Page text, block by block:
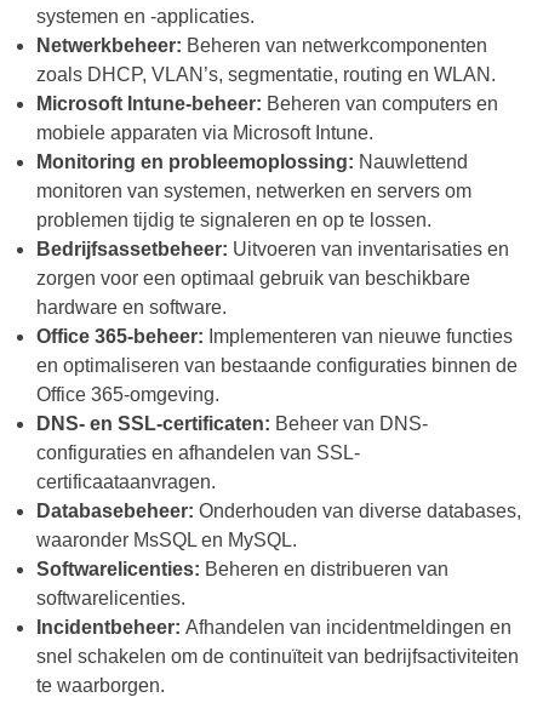
systemen en -applicaties.
Netwerkbeheer: Beheren van netwerkcomponenten
zoals DHCP, VLAN’s, segmentatie, routing en WLAN.
Microsoft Intune-beheer: Beheren van computers en
mobiele apparaten via Microsoft Intune.
Monitoring en probleemoplossing: Nauwlettend
monitoren van systemen, netwerken en servers om
problemen tijdig te signaleren en op te lossen.
Bedrijfsassetbeheer: Uitvoeren van inventarisaties en
zorgen voor een optimaal gebruik van beschikbare
hardware en software.
Office 365-beheer: Implementeren van nieuwe functies
en optimaliseren van bestaande configuraties binnen de
Office 365-omgeving.
DNS- en SSL-certificaten: Beheer van DNS-
configuraties en afhandelen van SSL-
certificaataanvragen.
Databasebeheer: Onderhouden van diverse databases,
waaronder MsSQL en MySQL.
Softwarelicenties: Beheren en distribueren van
softwarelicenties.
Incidentbeheer: Afhandelen van incidentmeldingen en
snel schakelen om de continuïteit van bedrijfsactiviteiten
te waarborgen.